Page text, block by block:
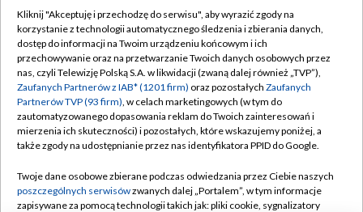
TVP
Abonament TVP
Emisja w TVP
Centrum informacji TVP
Naziemna Telewizja Cyfrowa
Rada Programowa
Regulamin TVP
Polityka prywatności
Moje zgody
Pomoc
Kontakt
Kliknij "Akceptuję i przechodzę do serwisu", aby wyrazić zgody na
korzystanie z technologii automatycznego śledzenia i zbierania danych,
dostęp do informacji na Twoim urządzeniu końcowym i ich
przechowywanie oraz na przetwarzanie Twoich danych osobowych przez
nas, czyli Telewizję Polską S.A. w likwidacji (zwaną dalej również „TVP”),
Zaufanych Partnerów z IAB* (1201 firm) oraz pozostałych Zaufanych
Partnerów TVP (93 firm), w celach marketingowych (w tym do
zautomatyzowanego dopasowania reklam do Twoich zainteresowań i
mierzenia ich skuteczności) i pozostałych, które wskazujemy poniżej, a
także zgody na udostępnianie przez nas identyfikatora PPID do Google.
Twoje dane osobowe zbierane podczas odwiedzania przez Ciebie naszych
poszczególnych serwisówzwanych dalej „Portalem”, w tym informacje
zapisywane za pomocą technologii takich jak: pliki cookie, sygnalizatory